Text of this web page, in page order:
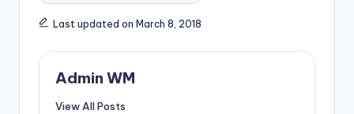
Last updated on March 8, 2018
Admin WM
View All Posts